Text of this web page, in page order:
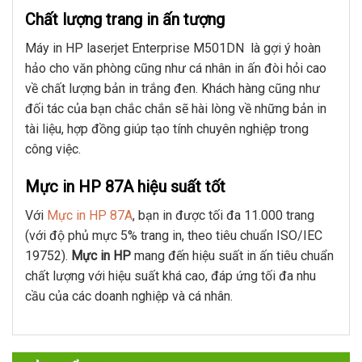
Chất lượng trang in ấn tượng
Máy in HP laserjet Enterprise M501DN là gợi ý hoàn
hảo cho văn phòng cũng như cá nhân in ấn đòi hỏi cao
về chất lượng bản in trắng đen. Khách hàng cũng như
đối tác của bạn chắc chắn sẽ hài lòng về những bản in
tài liệu, hợp đồng giúp tạo tính chuyên nghiệp trong
công việc.
Mực in HP 87A hiệu suất tốt
Với Mực in HP 87A, bạn in được tối đa 11.000 trang
(với độ phủ mực 5% trang in, theo tiêu chuẩn ISO/IEC
19752). Mực in HP mang đến hiệu suất in ấn tiêu chuẩn
chất lượng với hiệu suất khá cao, đáp ứng tối đa nhu
cầu của các doanh nghiệp và cá nhân.